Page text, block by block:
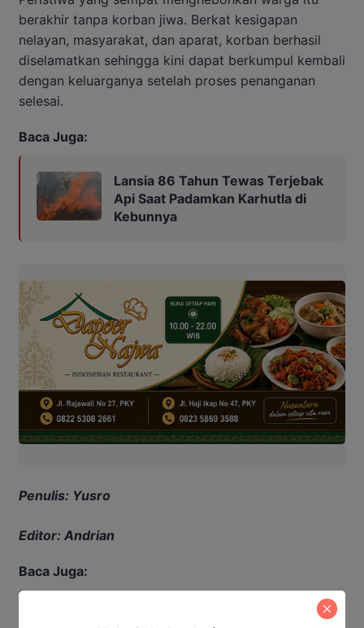
berakhir tanpa korban jiwa. Berkat kesigapan
nelayan, masyarakat, dan aparat, korban berhasil
diselamatkan sehingga kini dapat berkumpul kembali
dengan keluarganya setelah proses penanganan
selesai.
Baca Juga:
Lansia 86 Tahun Tewas Terjebak
Api Saat Padamkan Karhutla di
Kebunnya
Penulis: Yusro
Editor: Andrian
Baca Juga:
Karhutla Meluas di Kobar, Kualitas